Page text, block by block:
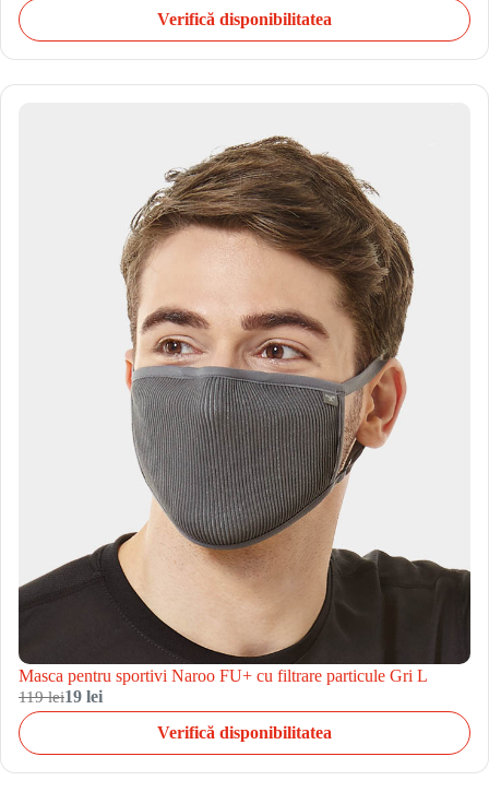
Verifică disponibilitatea
Masca pentru sportivi Naroo FU+ cu filtrare particule Gri L
119 lei19 lei
Verifică disponibilitatea